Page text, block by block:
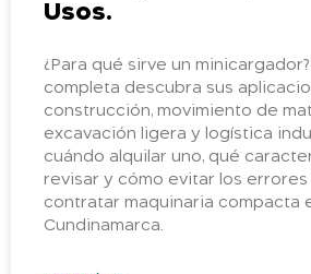
Usos.
¿Para qué sirve un
completa descubra sus
construcción, movimiento de
excavación ligera y logística
cuándo alquilar uno, qué
revisar y cómo evitar los errores
contratar maquinaria compacta
Cundinamarca.